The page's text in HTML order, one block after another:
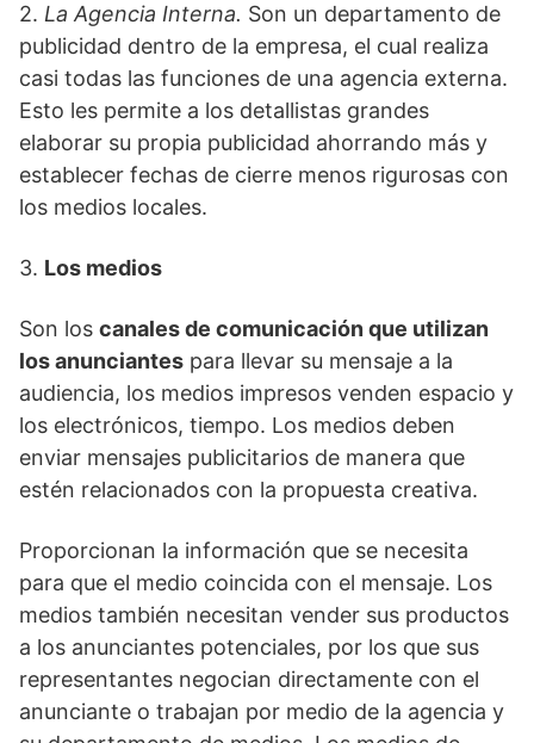
2. La Agencia Interna. Son un departamento de
publicidad dentro de la empresa, el cual realiza
casi todas las funciones de una agencia externa.
Esto les permite a los detallistas grandes
elaborar su propia publicidad ahorrando más y
establecer fechas de cierre menos rigurosas con
los medios locales.
3. Los medios
Son los canales de comunicación que utilizan
los anunciantes para llevar su mensaje a la
audiencia, los medios impresos venden espacio y
los electrónicos, tiempo. Los medios deben
enviar mensajes publicitarios de manera que
estén relacionados con la propuesta creativa.
Proporcionan la información que se necesita
para que el medio coincida con el mensaje. Los
medios también necesitan vender sus productos
a los anunciantes potenciales, por los que sus
representantes negocian directamente con el
anunciante o trabajan por medio de la agencia y